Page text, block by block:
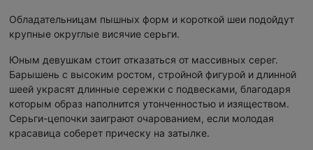
Обладательницам пышных форм и короткой шеи подойдут
крупные округлые висячие серьги.
Юным девушкам стоит отказаться от массивных серег.
Барышень с высоким ростом, стройной фигурой и длинной
шеей украсят длинные сережки с подвесками, благодаря
которым образ наполнится утонченностью и изяществом.
Серьги-цепочки заиграют очарованием, если молодая
красавица соберет прическу на затылке.